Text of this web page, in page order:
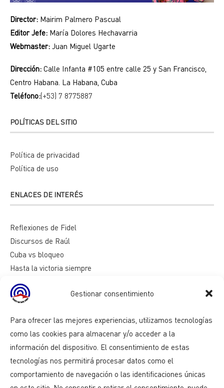
Gestionar consentimiento
Para ofrecer las mejores experiencias, utilizamos tecnologías
como las cookies para almacenar y/o acceder a la
información del dispositivo. El consentimiento de estas
tecnologías nos permitirá procesar datos como el
comportamiento de navegación o las identificaciones únicas
Director: Mairim Palmero Pascual
Editor Jefe: María Dolores Hechavarria
Webmaster: Juan Miguel Ugarte
Dirección: Calle Infanta #105 entre calle 25 y San Francisco,
Centro Habana. La Habana, Cuba
Teléfono:(+53) 7 8775887
POLÍTICAS DEL SITIO
Política de privacidad
Política de uso
ENLACES DE INTERÉS
Reflexiones de Fidel
Discursos de Raúl
Cuba vs bloqueo
Hasta la victoria siempre
Mesa redonda
Razones de Cuba